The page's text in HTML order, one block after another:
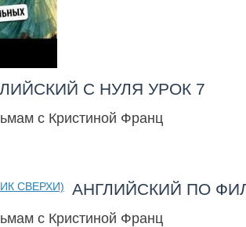
С НУЛЯ УРОК 7
с Кристиной Франц
АНГЛИЙСКИЙ ПО
с Кристиной Франц